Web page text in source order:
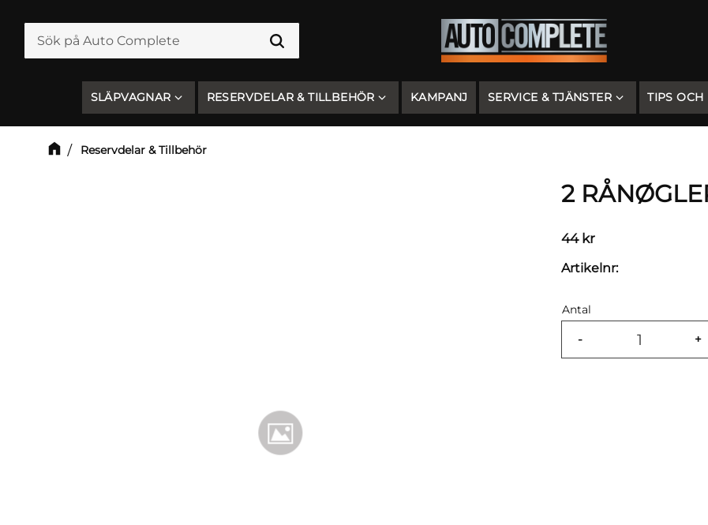
SLÄPVAGNAR RESERVDELAR & TILLBEHÖR KAMPANJ SERVICE & TJÄNSTER TIPS OCH
Reservdelar & Tillbehör
2
44kr
Antal
+
-
Artikelnr